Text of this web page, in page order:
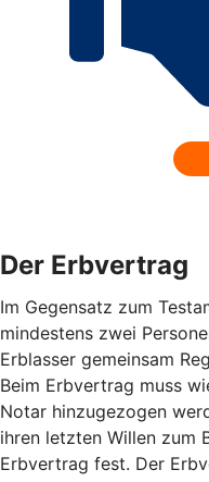
Der Erbvertrag
Im Gegensatz zum
mindestens zwei
Erblasser gemeinsam
Beim Erbvertrag muss
Notar hinzugezogen
ihren letzten Willen zum
Erbvertrag fest. Der